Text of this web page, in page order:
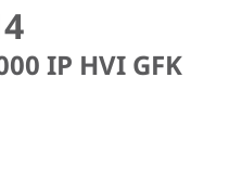
IP HVI GFK